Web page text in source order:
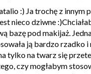
:) Ja trochę z innym
nieco dziwne
bazę pod makijaż.
ją bardzo rzadko i
tylko na twarz się
czy mogłabym